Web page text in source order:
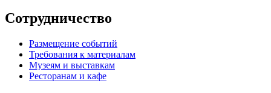
Сотрудничество
Размещение событий
Требования к материалам
Музеям и выставкам
Ресторанам и кафе